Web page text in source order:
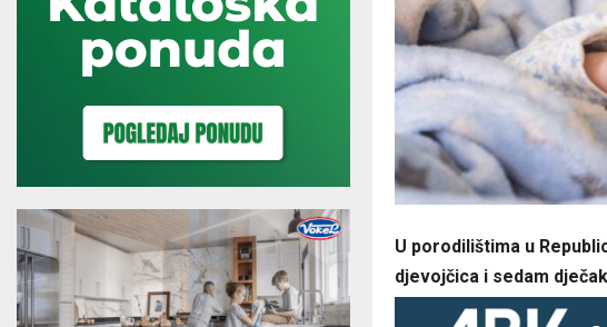
U porodilištima u
djevojčica i sedam